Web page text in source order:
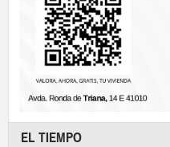
EL TIEMPO